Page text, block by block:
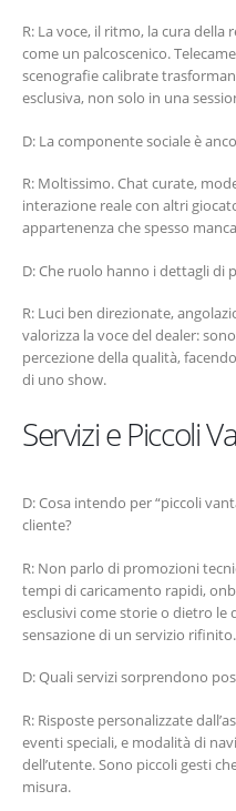
R: La voce, il ritmo, la cura
come un palcoscenico.
scenografie calibrate
esclusiva, non solo in una
D: La componente sociale è
R: Moltissimo. Chat curate,
interazione reale con altri
appartenenza che spesso
D: Che ruolo hanno i dettagli di
R: Luci ben direzionate,
valorizza la voce del dealer:
percezione della qualità,
di uno show.
Servizi e Piccoli
D: Cosa intendo per “piccoli
cliente?
R: Non parlo di promozioni
tempi di caricamento rapidi,
esclusivi come storie o dietro le
sensazione di un servizio rifinito.
D: Quali servizi sorprendono
R: Risposte personalizzate
eventi speciali, e modalità di
dell’utente. Sono piccoli gesti
misura.